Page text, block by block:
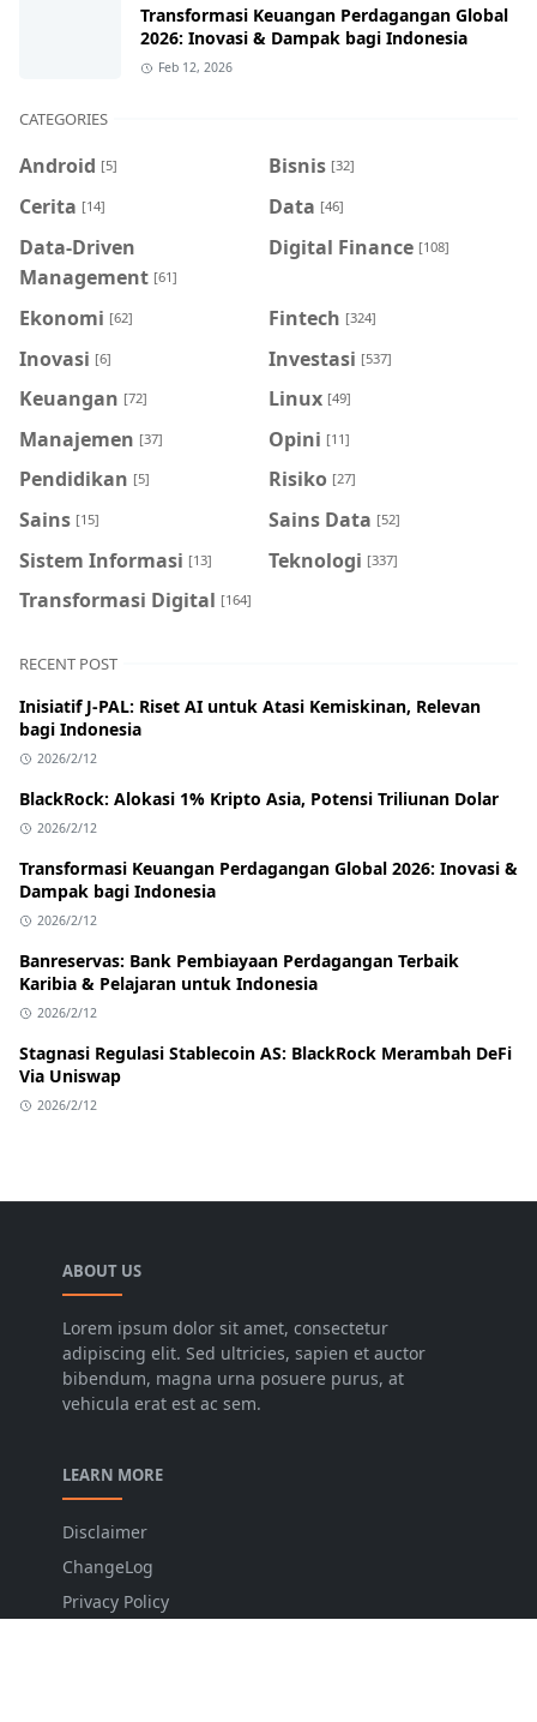
Transformasi Keuangan Perdagangan Global
2026: Inovasi & Dampak bagi Indonesia
Feb 12, 2026
CATEGORIES
Android [5] Bisnis [32]
Cerita [14] Data [46]
Data-Driven
Management [61]
Digital Finance [108]
Ekonomi [62] Fintech [324]
Inovasi [6] Investasi [537]
Keuangan [72] Linux [49]
Manajemen [37] Opini [11]
Pendidikan [5] Risiko [27]
Sains [15] Sains Data [52]
Sistem Informasi [13] Teknologi [337]
Transformasi Digital [164]
RECENT POST
Inisiatif J-PAL: Riset AI untuk Atasi Kemiskinan, Relevan
bagi Indonesia
2026/2/12
BlackRock: Alokasi 1% Kripto Asia, Potensi Triliunan Dolar
2026/2/12
Transformasi Keuangan Perdagangan Global 2026: Inovasi &
Dampak bagi Indonesia
2026/2/12
Banreservas: Bank Pembiayaan Perdagangan Terbaik
Karibia & Pelajaran untuk Indonesia
2026/2/12
Stagnasi Regulasi Stablecoin AS: BlackRock Merambah DeFi
Via Uniswap
2026/2/12
ABOUT US
Lorem ipsum dolor sit amet, consectetur
adipiscing elit. Sed ultricies, sapien et auctor
bibendum, magna urna posuere purus, at
vehicula erat est ac sem.
LEARN MORE
Disclaimer
ChangeLog
Privacy Policy